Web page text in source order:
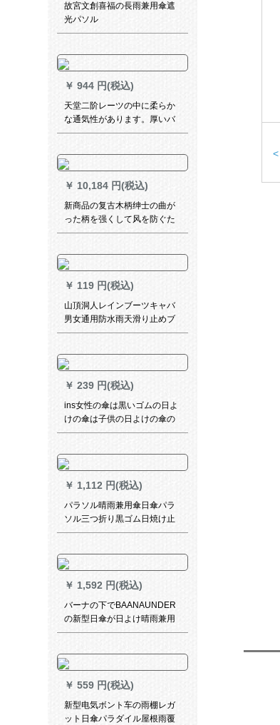
故宮文創喜福の長雨兼用傘遮
光パソル
￥ 944 円(税込)
天堂二阶レーツの中に柔らか
な通気性があります。厚いバ
イクで大人の徒歩登山用電気
ンチ紺色（男女ともに着ま
す。）L（身長1+5-17に適し
ています。）
￥ 10,184 円(税込)
新商品の复古木柄绅士の曲が
った柄を强くして风を防ぐた
めに、柄のままぐすの男の人
て黒を注文することです。
￥ 119 円(税込)
山頂洞人レインブーツキャバ
男女通用防水雨天滑り止めブ
ーツキャバ非使捨雨具厚い耐
いXL
￥ 239 円(税込)
ins女性の傘は黒いゴムの日よ
けの傘は子供の日よけの傘の
大きなサズを折ります畳みま
少女の傘の木の下で恋人の紺
色を防ぎます。
￥ 1,112 円(税込)
パラソル晴雨兼用傘日傘パラ
ソル三つ折り黒ゴム日焼け止
め傘二重傘牡丹ピンク732 E
￥ 1,592 円(税込)
バーナの下でBAANAUNDER
の新型日傘が日よけ晴雨兼用
傘折りたみ傘ポケッティング
￥ 559 円(税込)
新型电気ボント车の雨棚レガ
ット日傘パラダイル屋根雨覆
<